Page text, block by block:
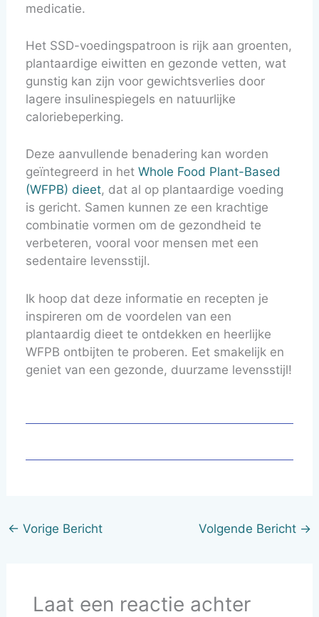
medicatie.
Het SSD-voedingspatroon is rijk aan groenten,
plantaardige eiwitten en gezonde vetten, wat
gunstig kan zijn voor gewichtsverlies door
lagere insulinespiegels en natuurlijke
caloriebeperking.
Deze aanvullende benadering kan worden
geïntegreerd in hetWhole Food Plant-Based
(WFPB) dieet, dat al op plantaardige voeding
is gericht. Samen kunnen ze een krachtige
combinatie vormen om de gezondheid te
verbeteren, vooral voor mensen met een
sedentaire levensstijl.
Ik hoop dat deze informatie en recepten je
inspireren om de voordelen van een
plantaardig dieet te ontdekken en heerlijke
WFPB ontbijten te proberen. Eet smakelijk en
geniet van een gezonde, duurzame levensstijl!
← Vorige Bericht Volgende Bericht →
Laat een reactie achter